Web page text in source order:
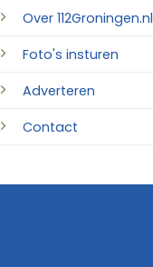
Over 112Groningen.nl
Foto's insturen
Adverteren
Contact